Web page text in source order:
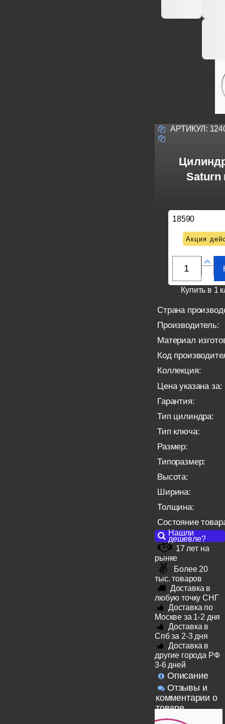
АРТИКУЛ:
Saturn
18590
Акция
Купить в 1
Страна
Производитель:
Материал
Код
Коллекция:
Цена указана за:
Гарантия:
Тип цилиндра:
Тип ключа:
Размер:
Типоразмер:
Высота:
Ширина:
Толщина:
Состояние
Нашли
дешевле?
17 лет на
рынке
Более 20
тыс. товаров
Доставка в
любую точку СНГ
Доставка по
Москве за 1-2 дня
Доставка в
Спб за 2-3 дня
Доставка в
другие города РФ
3-6 дней
Описание
Отзывы и
комментарии о
товаре